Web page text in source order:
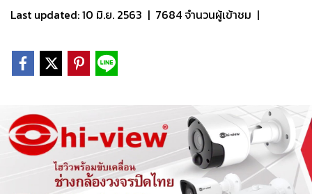
Last updated: 10 มิ.ย. 2563 | 7684 จำนวนผู้เข้าชม |